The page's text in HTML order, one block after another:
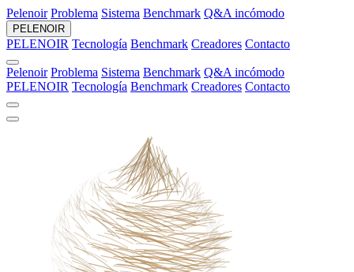
Pelenoir Problema Sistema Benchmark Q&A incómodo
PELENOIR
PELENOIR Tecnología Benchmark Creadores Contacto
Pelenoir Problema Sistema Benchmark Q&A incómodo
PELENOIR Tecnología Benchmark Creadores Contacto